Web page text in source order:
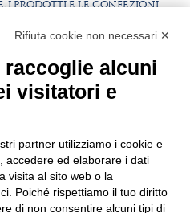
I PRODOTTI E LE CONFEZIONI
COMPLIANCE
CONDIZIONI
Rifiuta cookie non necessari ✕
raccoglie alcuni
visitatori e
partner utilizziamo i cookie e
accedere ed elaborare i dati
visita al sito web o la
Poiché rispettiamo il tuo diritto
di non consentire alcuni tipi di